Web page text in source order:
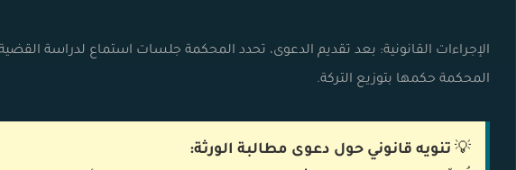
الإجراءات القانونية: بعد تقديم الدعوى، تحدد المحكمة جلسات استماع لدراسة القضية
المحكمة حكمها بتوزيع التركة.
💡 تنويه قانوني حول دعوى مطالبة الورثة: